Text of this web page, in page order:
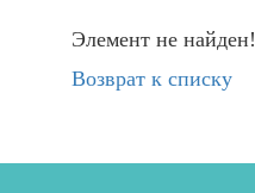
Элемент не найден!
Возврат к списку